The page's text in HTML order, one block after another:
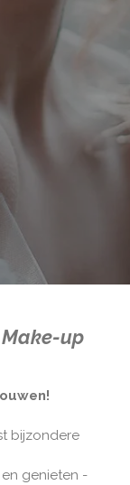
Make-up
bijzondere
genieten -